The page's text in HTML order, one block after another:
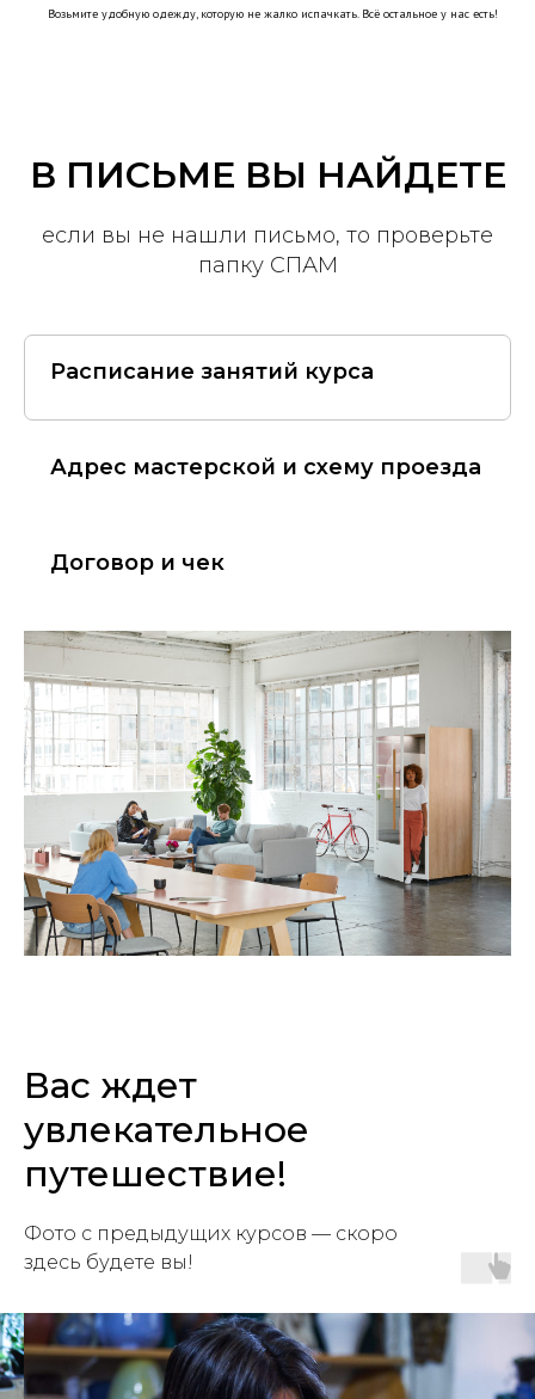
Возьмите удобную одежду, которую не жалко испачкать. Всё остальное у нас есть!
В ПИСЬМЕ ВЫ НАЙДЕТЕ
если вы не нашли письмо, то проверьте
папку СПАМ
Расписание занятий курса
Адрес мастерской и схему проезда
Договор и чек
Вас ждет
увлекательное
путешествие!
Фото с предыдущих курсов — скоро
здесь будете вы!